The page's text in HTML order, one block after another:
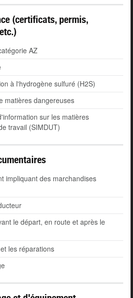
(certificats, permis,
AZ
à l'hydrogène sulfuré (H2S)
matières dangereuses
sur les matières
travail (SIMDUT)
impliquant des marchandises
le départ, en route et après le
les réparations